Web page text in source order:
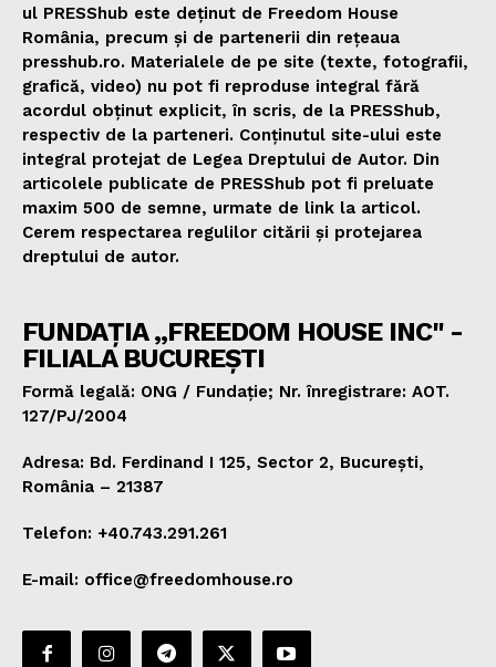
ul PRESShub este deținut de Freedom House
România, precum și de partenerii din rețeaua
presshub.ro. Materialele de pe site (texte, fotografii,
grafică, video) nu pot fi reproduse integral fără
acordul obținut explicit, în scris, de la PRESShub,
respectiv de la parteneri. Conținutul site-ului este
integral protejat de Legea Dreptului de Autor. Din
articolele publicate de PRESShub pot fi preluate
maxim 500 de semne, urmate de link la articol.
Cerem respectarea regulilor citării și protejarea
dreptului de autor.
FUNDAȚIA „FREEDOM HOUSE INC" -
FILIALA BUCUREȘTI
Formă legală: ONG / Fundație; Nr. înregistrare: AOT.
127/PJ/2004
Adresa: Bd. Ferdinand I 125, Sector 2, București,
România – 21387
Telefon: +40.743.291.261
E-mail: office@freedomhouse.ro